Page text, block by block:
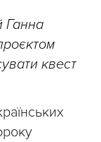
Ганна
квест